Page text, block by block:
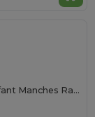
SPORTY KIDS Tee Shirt Enfant Manches Raglan